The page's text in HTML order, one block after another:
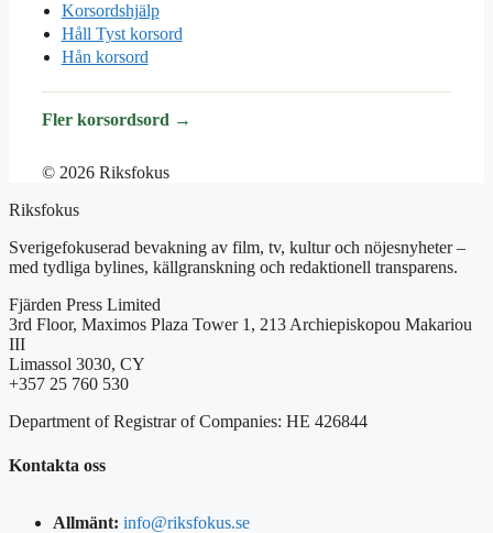
Korsordshjälp
Håll Tyst korsord
Hån korsord
Fler korsordsord →
© 2026 Riksfokus
Riksfokus
Sverigefokuserad bevakning av film, tv, kultur och nöjesnyheter –
med tydliga bylines, källgranskning och redaktionell transparens.
Fjärden Press Limited
3rd Floor, Maximos Plaza Tower 1, 213 Archiepiskopou Makariou
III
Limassol 3030, CY
+357 25 760 530
Department of Registrar of Companies: HE 426844
Kontakta oss
Allmänt: info@riksfokus.se